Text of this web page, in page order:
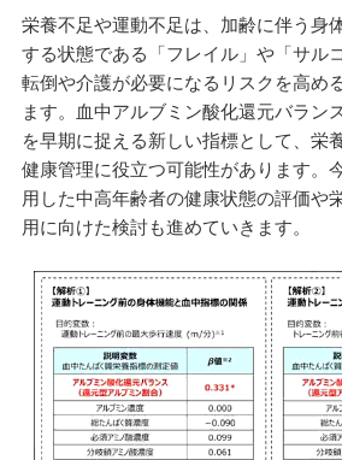
栄養不足や運動不足は、加齢に伴う身
する状態である「フレイル」や「サル
転倒や介護が必要になるリスクを高め
ます。血中アルブミン酸化還元バラン
を早期に捉える新しい指標として、栄
健康管理に役立つ可能性があります。
用した中高年齢者の健康状態の評価や
用に向けた検討も進めていきます。